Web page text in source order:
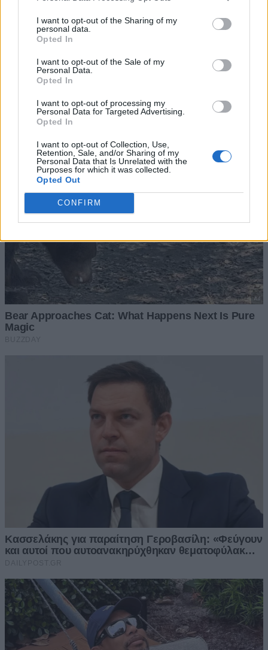
I want to opt-out of the Sharing of my
personal data.
Opted In
I want to opt-out of the Sale of my
Personal Data.
Opted In
I want to opt-out of processing my
Personal Data for Targeted Advertising.
Opted In
I want to opt-out of Collection, Use,
Retention, Sale, and/or Sharing of my
Personal Data that Is Unrelated with the
Purposes for which it was collected.
Opted Out
CONFIRM